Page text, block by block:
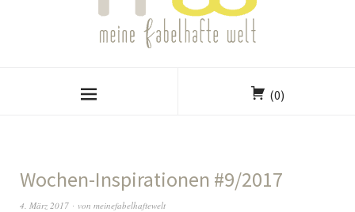
(0)
Wochen-Inspirationen #9/2017
4. März 2017 von meinefabelhaftewelt